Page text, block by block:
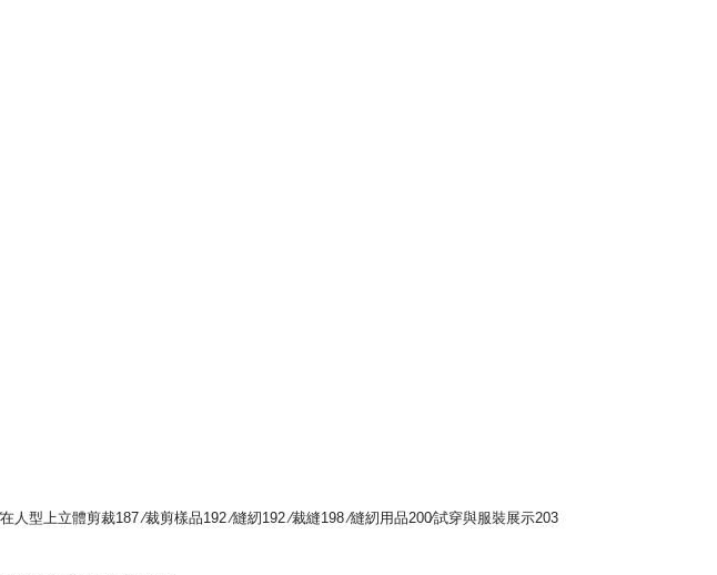
人型上立體剪裁187 ∕裁剪樣品192 ∕縫紉192 ∕裁縫198 ∕縫紉用品200∕試穿與服裝展示203